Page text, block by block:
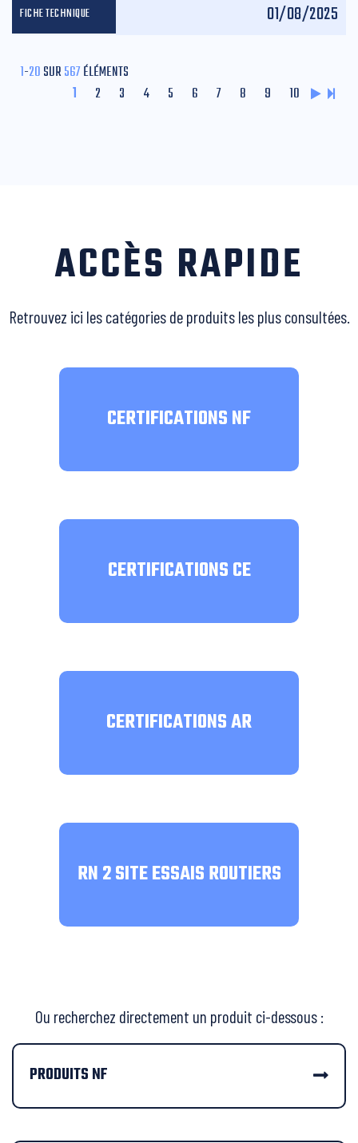
01/08/2025
1-20SUR567ÉLÉMENTS
1 2 3 4 5 6 7 8 9 10
ACCÈS RAPIDE
Retrouvez ici les catégories de produits les plus consultées.
CERTIFICATIONS NF
CERTIFICATIONS CE
CERTIFICATIONS AR
RN 2 SITE ESSAIS ROUTIERS
Ou recherchez directement un produit ci-dessous :
PRODUITS NF